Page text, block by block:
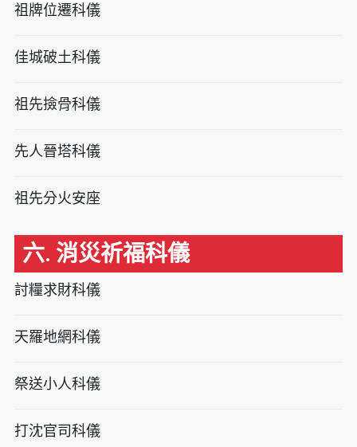
祖牌位遷科儀
佳城破土科儀
祖先撿骨科儀
先人晉塔科儀
祖先分火安座
六. 消災祈福科儀
討糧求財科儀
天羅地網科儀
祭送小人科儀
打沈官司科儀